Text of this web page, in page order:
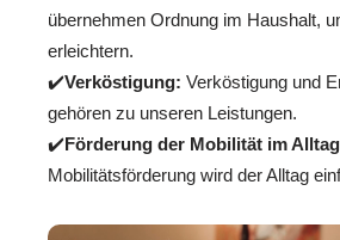
übernehmen Ordnung im Haushalt,
erleichtern.
✔️Verköstigung: Verköstigung und
gehören zu unseren Leistungen.
✔️Förderung der Mobilität im
Mobilitätsförderung wird der Alltag